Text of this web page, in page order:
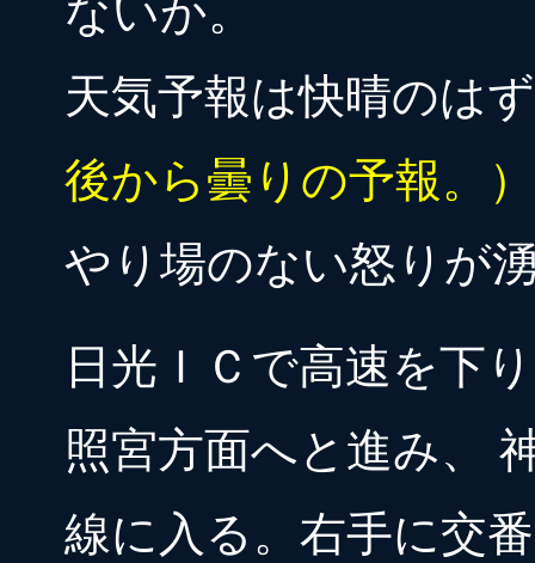
ないか。
天気予報は快晴のは
後から曇りの予報。）
やり場のない怒りが
日光ＩＣで高速を下
照宮方面へと進み、
線に入る。右手に交